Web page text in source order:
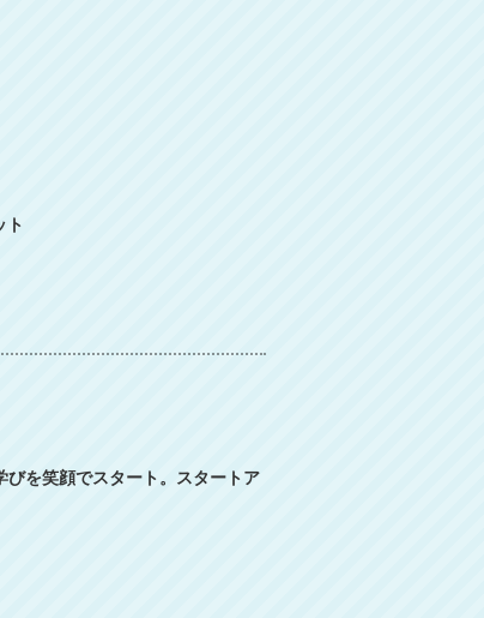
ト
を笑顔でスタート。スタートア